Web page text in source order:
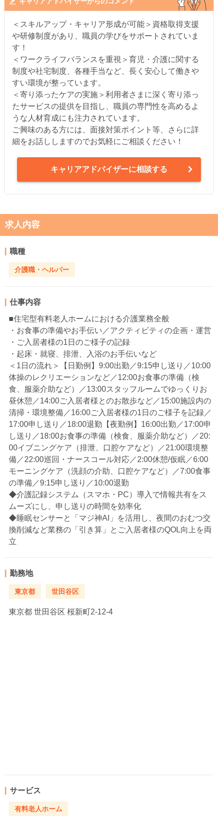
＜スキルアップ・キャリア形成が可能＞資格取得支援
や研修制度があり、職員の学びをサポートされていま
す！
＜ワークライフバランスを重視＞育児・介護に関する
制度や社宅制度、各種手当など、長く安心して働きや
すい環境が整っています。
＜寄り添ったケアの実施＞利用者さまに深く寄り添っ
たサービスの提供を目指し、職員の専門性を高めるよ
うな人材育成にも注力されています。
ご興味のある方には、面接対策ポイント等、さらに詳
細をお話ししますのでお気軽にご相談ください！
キャリアアドバイザーに相談する
求人内容
職種
介護職・ヘルパー
仕事内容
■住宅型有料老人ホームにおける介護業務全般
・お食事の準備やお手伝い／アクティビティの企画・運営
・ご入居者様の1日のご様子の記録
・起床・就寝、排泄、入浴のお手伝いなど
＜1日の流れ＞【日勤例】9:00出勤／9:15申し送り／10:00
体操のレクリエーションなど／12:00お食事の準備（検
食、服薬介助など）／13:00スタッフルームでゆっくりお
昼休憩／14:00ご入居者様とのお散歩など／15:00施設内の
清掃・環境整備／16:00ご入居者様の1日のご様子を記録／
17:00申し送り／18:00退勤【夜勤例】16:00出勤／17:00申
し送り／18:00お食事の準備（検食、服薬介助など）／20:
00イブニングケア（排泄、口腔ケアなど）／21:00環境整
備／22:00巡回・ナースコール対応／2:00休憩/仮眠／6:00
モーニングケア（洗顔の介助、口腔ケアなど）／7:00食事
の準備／9:15申し送り／10:00退勤
◆介護記録システム（スマホ・PC）導入で情報共有をス
ムーズにし、申し送りの時間を効率化
◆睡眠センサーと「マジ神AI」を活用し、夜間のおむつ交
換削減など業務の「引き算」とご入居者様のQOL向上を両
立
勤務地
東京都 世田谷区
東京都 世田谷区 桜新町2-12-4
サービス
有料老人ホーム